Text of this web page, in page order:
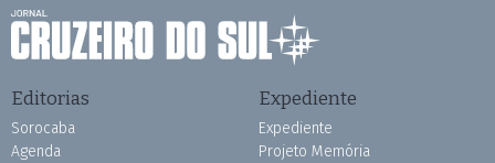
Editorias
Sorocaba
Agenda
Expediente
Expediente
Projeto Memória